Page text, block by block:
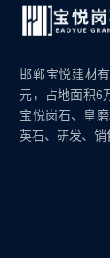
邯郸宝悦建材
元，占地面积6
宝悦岗石、皇
英石、研发、销